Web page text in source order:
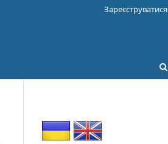
Зареєструватися